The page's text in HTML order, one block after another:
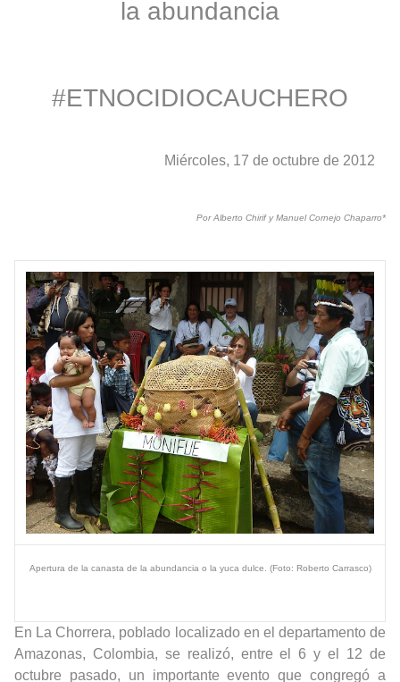
la abundancia
#ETNOCIDIOCAUCHERO
Miércoles, 17 de octubre de 2012
Por Alberto Chirif y Manuel Cornejo Chaparro*
Apertura de la canasta de la abundancia o la yuca dulce. (Foto: Roberto Carrasco)
En La Chorrera, poblado localizado en el departamento de
Amazonas, Colombia, se realizó, entre el 6 y el 12 de
octubre pasado, un importante evento que congregó a